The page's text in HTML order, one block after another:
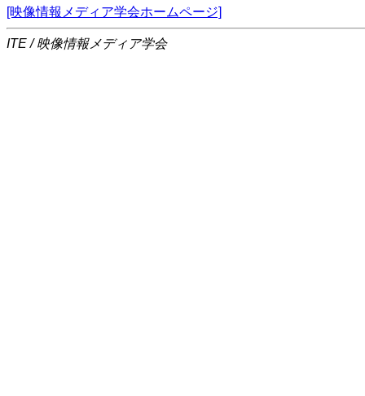
[映像情報メディア学会ホームページ]
ITE / 映像情報メディア学会